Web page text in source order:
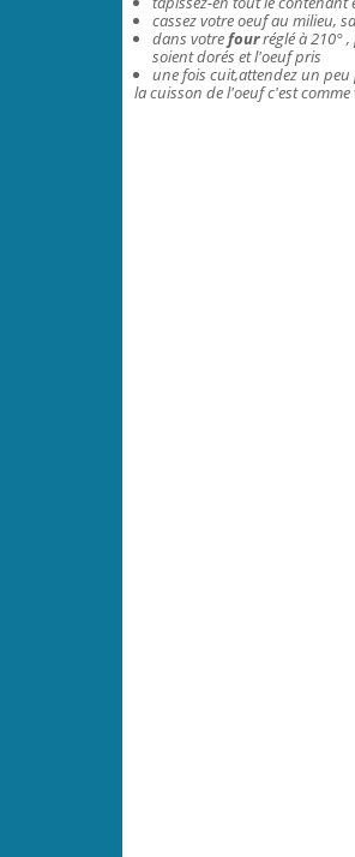
cassez votre oeuf au milieu,
dans votrefourréglé à 210°
soient dorés et l'oeuf pris
une fois cuit,attendez un
la cuisson de l'oeuf c'est